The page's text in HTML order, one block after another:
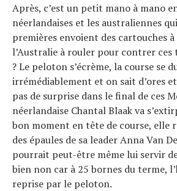
Après, c’est un petit mano à mano
néerlandaises et les australiennes
premières envoient des cartouches
l’Australie à rouler pour contrer ces
? Le peloton s’écrème, la course se
irrémédiablement et on sait d’ores
pas de surprise dans le final de ces
néerlandaise Chantal Blaak va
bon moment en tête de course, elle
des épaules de sa leader Anna Van
pourrait peut-être même lui servir
bien non car à 25 bornes du terme,
reprise par le peloton.
Tests de produits
Conseils
Tendances
Tous nos articles